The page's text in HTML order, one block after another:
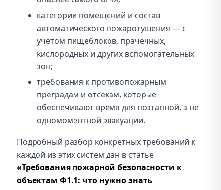
категории помещений и состав
автоматического пожаротушения — с
учётом пищеблоков, прачечных,
кислородных и других вспомогательных
зон;
требования к противопожарным
преградам и отсекам, которые
обеспечивают время для поэтапной, а не
одномоментной эвакуации.
Подробный разбор конкретных требований к
каждой из этих систем дан в статье
«Требования пожарной безопасности к
объектам Ф1.1: что нужно знать